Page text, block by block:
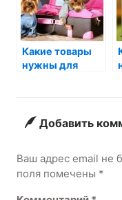
Какие товары
нужны для
Добавить
Ваш адрес email не
поля помечены *